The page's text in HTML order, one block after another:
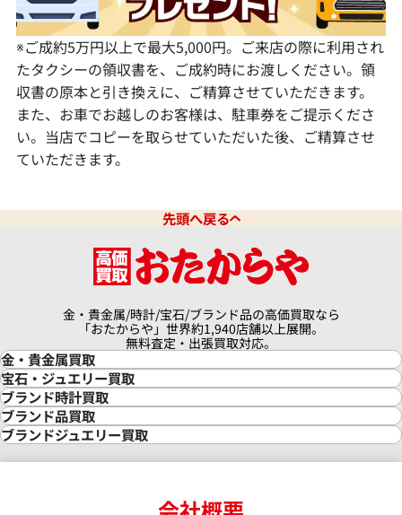
※ご成約5万円以上で最大5,000円。ご来店の際に利用され
たタクシーの領収書を、ご成約時にお渡しください。領
収書の原本と引き換えに、ご精算させていただきます。
また、お車でお越しのお客様は、駐車券をご提示くださ
い。当店でコピーを取らせていただいた後、ご精算させ
ていただきます。
先頭へ戻る
金・貴金属/時計/宝石/ブランド品の高価買取なら
「おたからや」世界約1,940店舗以上展開。
無料査定・出張買取対応。
金・貴金属買取
金買取
金の相場価格情報
金の参考買取価格一覧
インゴット買取
インゴットの相場価格情報
24金買取
宝石・ジュエリー買取
宝石・ジュエリー買取
ダイヤモンド買取
ダイヤモンド・宝石の参考価格一覧
リング・結婚指輪買取
エメラルド買取
ブランド時計買取
時計買取
ロレックス買取
ロレックス デイトナ買取
ロレックス サブマリーナー買取
ロレックス エクスプローラー買取
ブランド品買取
ブランド買取
ブランドジュエリー買取
ヴァンクリーフ＆アーペル買取